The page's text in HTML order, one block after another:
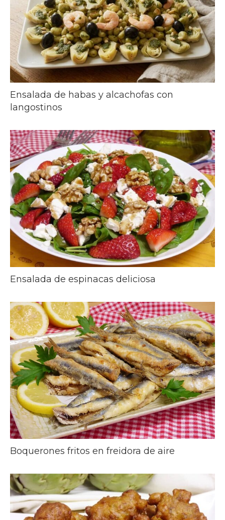
Ensalada de habas y alcachofas con
langostinos
Ensalada de espinacas deliciosa
Boquerones fritos en freidora de aire